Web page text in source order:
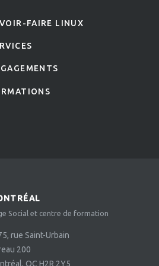
FAIRE LINUX
Social et centre de formation
rue Saint-Urbain
200
QC H2R 2Y5